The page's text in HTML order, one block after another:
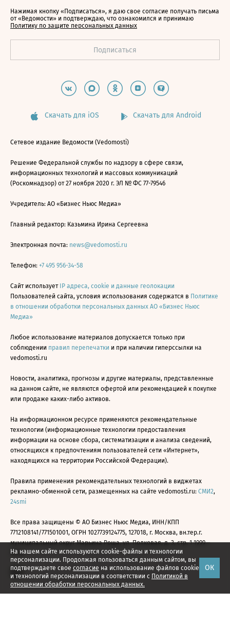
На нашем сайте используются cookie-файлы и технологии
персонализации. Продолжая пользоваться данным сайтом, вы
подтверждаете свое согласие на использование файлов cookie
и технологий персонализации в соответствии с Политикой в
отношении обработки персональных данных.
ОК
Нажимая кнопку «Подписаться», я даю свое согласие получать письма
от «Ведомости» и подтверждаю, что ознакомился и принимаю
Политику по защите персональных данных
Скачать для iOS Скачать для Android
Сетевое издание Ведомости (Vedomosti)
Решение Федеральной службы по надзору в сфере связи,
информационных технологий и массовых коммуникаций
(Роскомнадзор) от 27 ноября 2020 г. ЭЛ № ФС 77-79546
Учредитель: АО «Бизнес Ньюс Медиа»
Главный редактор: Казьмина Ирина Сергеевна
Электронная почта: news@vedomosti.ru
Телефон: +7 495 956-34-58
Сайт использует IP адреса, cookie и данные геолокации
Пользователей сайта, условия использования содержатся в Политике
в отношении обработки персональных данных АО «Бизнес Ньюс
Медиа»
Любое использование материалов допускается только при
соблюдении правил перепечатки и при наличии гиперссылки на
vedomosti.ru
Новости, аналитика, прогнозы и другие материалы, представленные
на данном сайте, не являются офертой или рекомендацией к покупке
или продаже каких-либо активов.
На информационном ресурсе применяются рекомендательные
технологии (информационные технологии предоставления
информации на основе сбора, систематизации и анализа сведений,
относящихся к предпочтениям пользователей сети «Интернет»,
находящихся на территории Российской Федерации).
Правила применения рекомендательных технологий в виджетах
рекламно-обменной сети, размещенных на сайте vedomosti.ru: СМИ2,
24smi
Все права защищены © АО Бизнес Ньюс Медиа, ИНН/КПП
7712108141/771501001, ОГРН 1027739124775, 127018, г. Москва, вн.тер.г.
муниципальный округ Марьина Роща, ул. Полковая, д. 3, стр. 1 1999—
2026